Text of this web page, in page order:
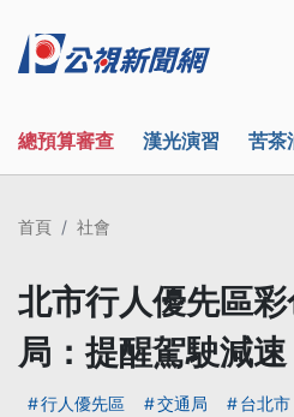
總預算審查 漢光演習 苦茶
首頁 社會
北市行人優先區
局：提醒駕駛減速
行人優先區 交通局 台北市